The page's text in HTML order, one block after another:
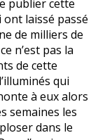
publier cette
laissé passé
de milliers de
n’est pas la
de cette
qui
à eux alors
semaines les
dans le